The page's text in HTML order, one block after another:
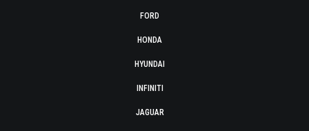
FORD
HONDA
HYUNDAI
INFINITI
JAGUAR